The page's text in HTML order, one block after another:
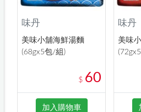
味丹
美味小舖海鮮湯麵
(68gx5包/組)
$ 60
加入購物車
味丹
美味